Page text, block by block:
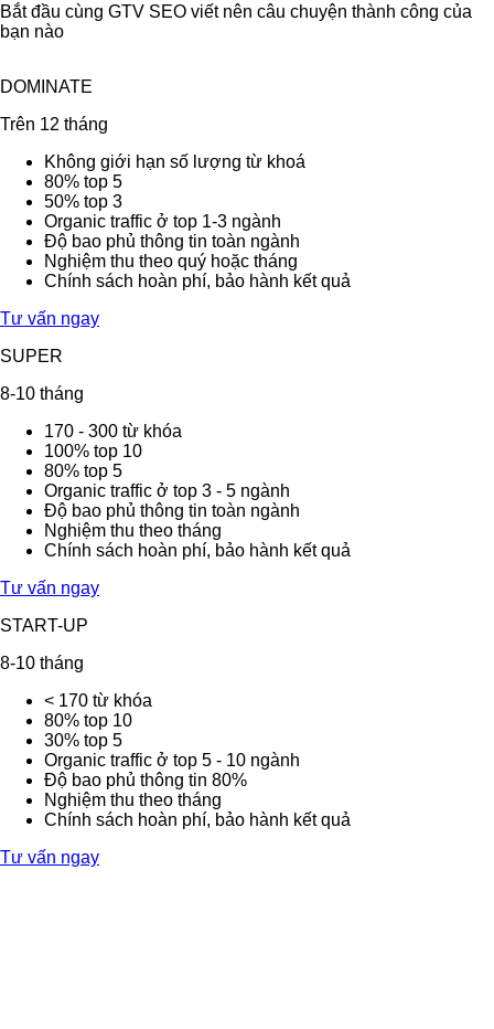
Bắt đầu cùng GTV SEO viết nên câu chuyện thành công của
bạn nào
DOMINATE
Trên 12 tháng
Không giới hạn số lượng từ khoá
80% top 5
50% top 3
Organic traffic ở top 1-3 ngành
Độ bao phủ thông tin toàn ngành
Nghiệm thu theo quý hoặc tháng
Chính sách hoàn phí, bảo hành kết quả
Tư vấn ngay
SUPER
8-10 tháng
170 - 300 từ khóa
100% top 10
80% top 5
Organic traffic ở top 3 - 5 ngành
Độ bao phủ thông tin toàn ngành
Nghiệm thu theo tháng
Chính sách hoàn phí, bảo hành kết quả
Tư vấn ngay
START-UP
8-10 tháng
< 170 từ khóa
80% top 10
30% top 5
Organic traffic ở top 5 - 10 ngành
Độ bao phủ thông tin 80%
Nghiệm thu theo tháng
Chính sách hoàn phí, bảo hành kết quả
Tư vấn ngay